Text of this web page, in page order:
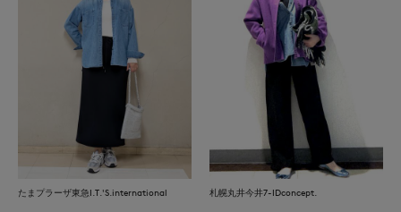
たまプラーザ東急I.T.'S.international 札幌丸井今井7-IDconcept.